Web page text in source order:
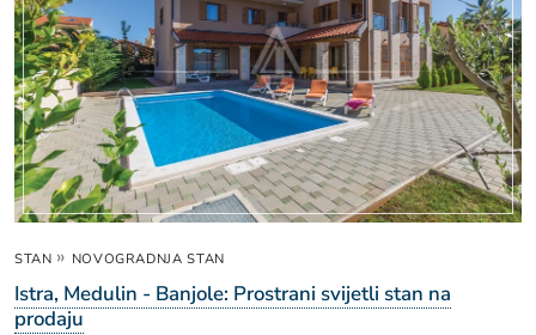
STAN » NOVOGRADNJA STAN
Istra, Medulin - Banjole: Prostrani svijetli stan na
prodaju